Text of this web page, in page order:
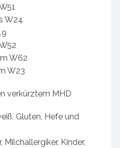
W24
W62
W23
verkürztem MHD
Gluten, Hefe und
Kinder,